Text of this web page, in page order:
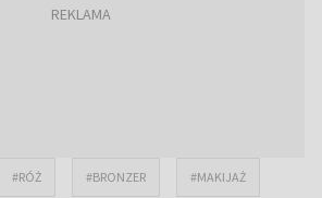
#RÓŻ #BRONZER #MAKIJAŻ